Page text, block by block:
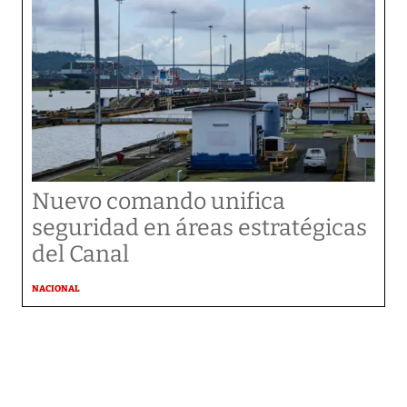
Nuevo comando unifica
seguridad en áreas estratégicas
del Canal
NACIONAL